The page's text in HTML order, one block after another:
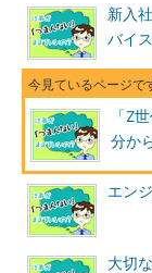
新入
バイス
「Z
分か
エン
大切